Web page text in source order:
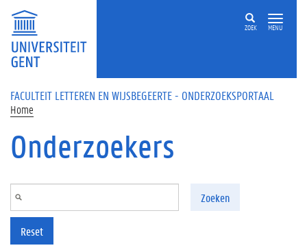
Overslaan en naar de inhoud gaan
ZOEK MENU
FACULTEIT LETTEREN EN WIJSBEGEERTE - ONDERZOEKSPORTAAL
Home
Onderzoekers
Zoeken
Reset